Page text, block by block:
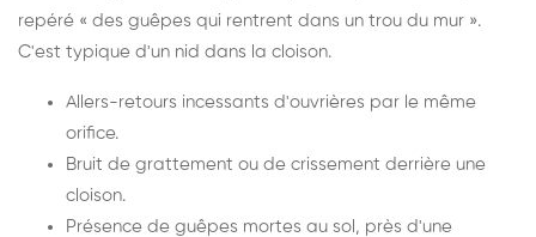
repéré « des guêpes qui rentrent dans un trou du mur ».
C'est typique d'un nid dans la cloison.
Allers-retours incessants d'ouvrières par le même
orifice.
Bruit de grattement ou de crissement derrière une
cloison.
Présence de guêpes mortes au sol, près d'une